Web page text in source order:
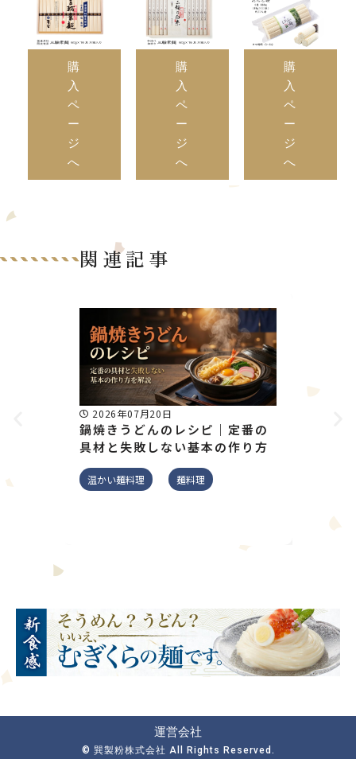
購
入
ペ
ー
ジ
へ
購
入
ペ
ー
ジ
へ
購
入
ペ
ー
ジ
へ
関連記事
2026年07月20日
鍋焼きうどんのレシピ｜定番の
具材と失敗しない基本の作り方
温かい麺料理 麺料理
運営会社
© 巽製粉株式会社 All Rights Reserved.